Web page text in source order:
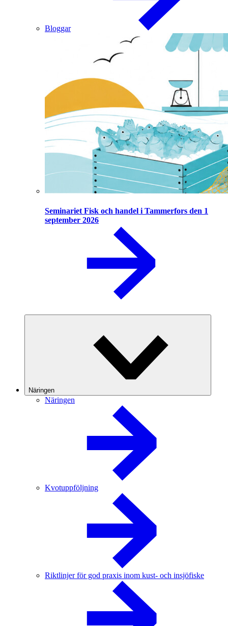
Bloggar
Seminariet Fisk och handel i Tammerfors den 1
september 2026
Näringen
Näringen
Kvotuppföljning
Riktlinjer för god praxis inom kust- och insjöfiske